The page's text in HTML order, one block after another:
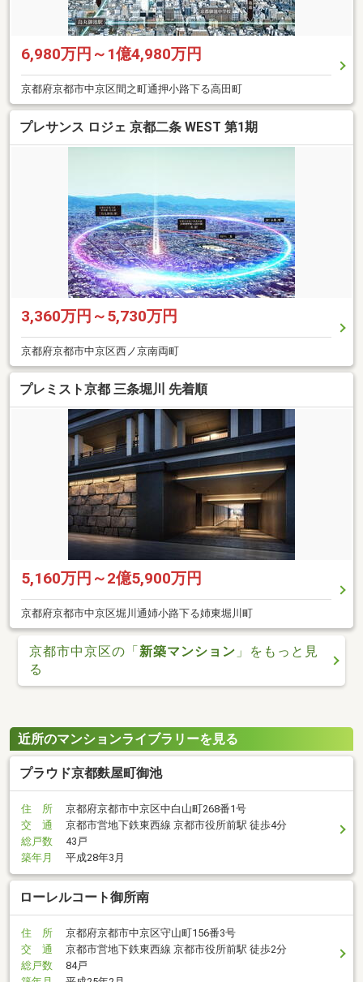
6,980万円～1億4,980万円
京都府京都市中京区間之町通押小路下る高田町
プレサンス ロジェ 京都二条 WEST 第1期
3,360万円～5,730万円
京都府京都市中京区西ノ京南両町
プレミスト京都 三条堀川 先着順
5,160万円～2億5,900万円
京都府京都市中京区堀川通姉小路下る姉東堀川町
京都市中京区の「新築マンション 」をもっと見
る
近所のマンションライブラリーを見る
プラウド京都麩屋町御池
住 所
京都府京都市中京区中白山町268番1号
交 通
京都市営地下鉄東西線 京都市役所前駅 徒歩4分
総戸数
43戸
築年月
平成28年3月
ローレルコート御所南
住 所
京都府京都市中京区守山町156番3号
交 通
京都市営地下鉄東西線 京都市役所前駅 徒歩2分
総戸数
84戸